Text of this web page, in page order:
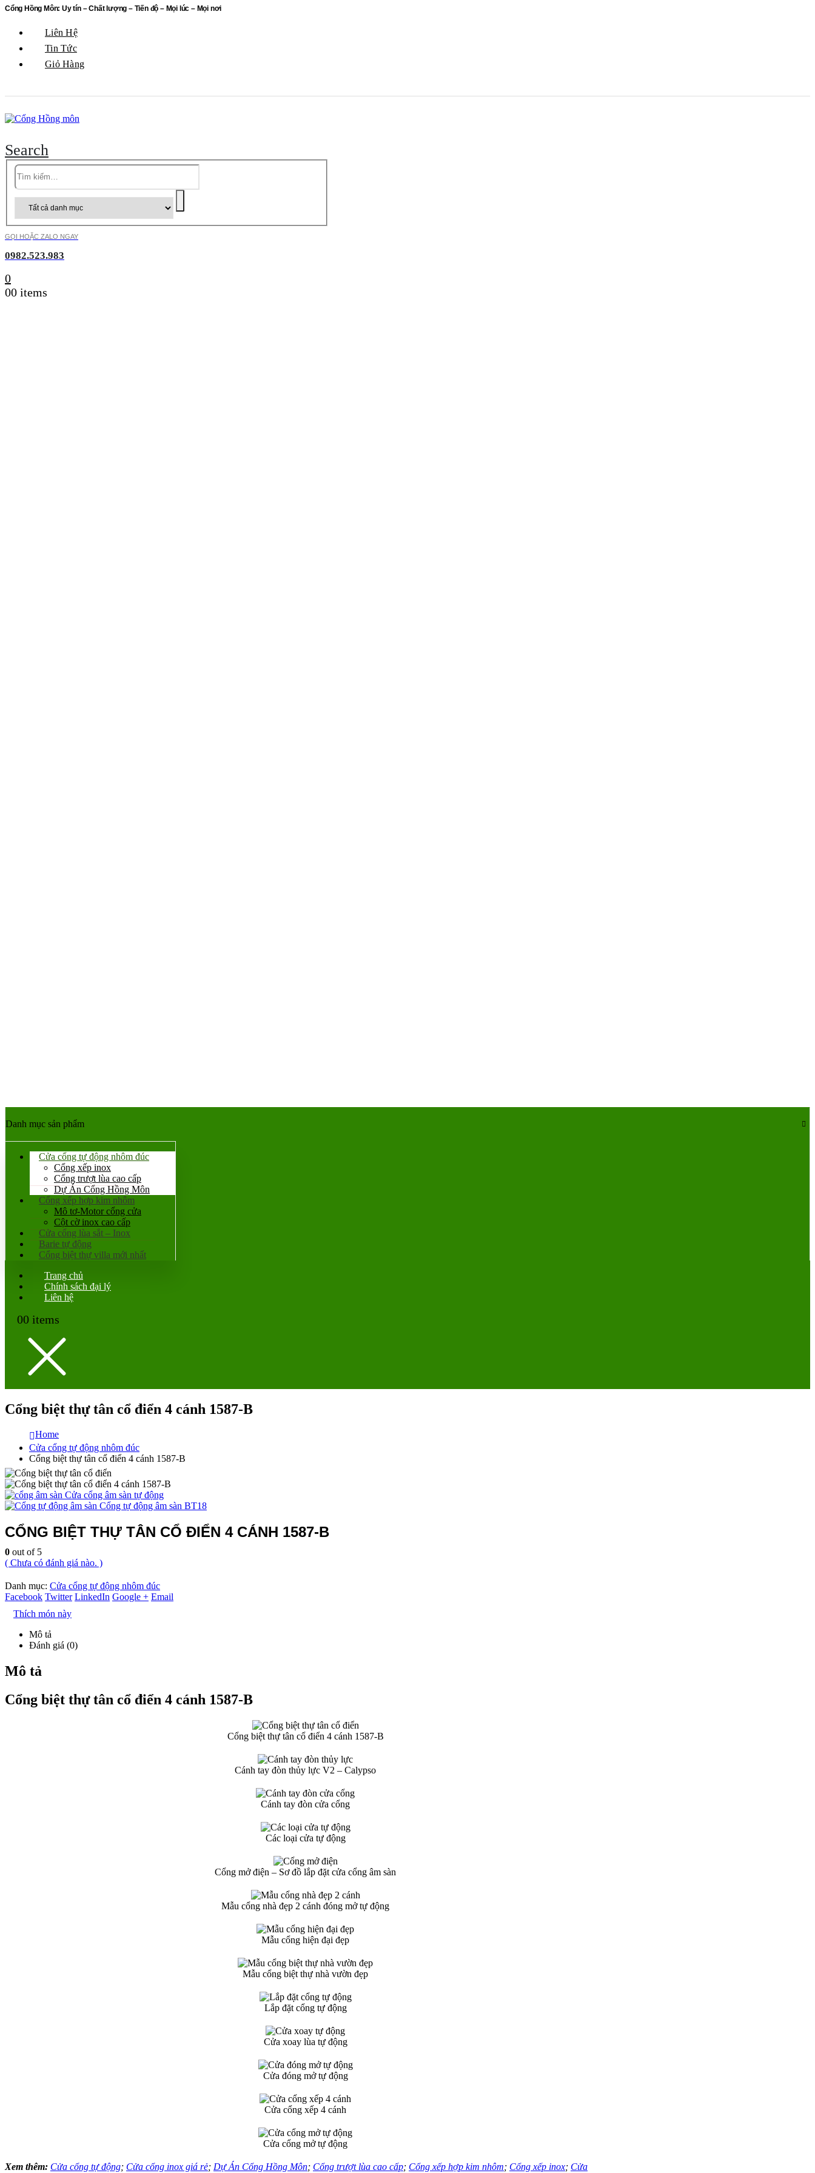
Cổng Hồng Môn: Uy tín – Chất lượng – Tiến độ – Mọi lúc – Mọi nơi
Liên Hệ
Tin Tức
Giỏ Hàng
Search
GỌI HOẶC ZALO NGAY
0982.523.983
0
00 items
Danh mục sản phẩm
Cửa cổng tự động nhôm đúc
Cổng xếp inox
Cổng trượt lùa cao cấp
Dự Án Cổng Hồng Môn
Cổng xếp hợp kim nhôm
Mô tơ-Motor cổng cửa
Cột cờ inox cao cấp
Cửa cổng lùa sắt – Inox
Barie tự động
Cổng biệt thự villa mới nhất
Trang chủ
Chính sách đại lý
Liên hệ
00 items
Cổng biệt thự tân cổ điển 4 cánh 1587-B
Home
Cửa cổng tự động nhôm đúc
Cổng biệt thự tân cổ điển 4 cánh 1587-B
Cửa cổng âm sàn tự động
Cổng tự động âm sàn BT18
CỔNG BIỆT THỰ TÂN CỔ ĐIỂN 4 CÁNH 1587-B
0 out of 5
( Chưa có đánh giá nào. )
Danh mục: Cửa cổng tự động nhôm đúc
Facebook Twitter LinkedIn Google + Email
Thích món này
Mô tả
Đánh giá (0)
Mô tả
Cổng biệt thự tân cổ điển 4 cánh 1587-B
Cổng biệt thự tân cổ điển 4 cánh 1587-B
Cánh tay đòn thủy lực V2 – Calypso
Cánh tay đòn cửa cổng
Các loại cửa tự động
Cổng mở điện – Sơ đồ lắp đặt cửa cổng âm sàn
Mẫu cổng nhà đẹp 2 cánh đóng mở tự động
Mẫu cổng hiện đại đẹp
Mẫu cổng biệt thự nhà vườn đẹp
Lắp đặt cổng tự động
Cửa xoay lùa tự động
Cửa đóng mở tự động
Cửa cổng xếp 4 cánh
Cửa cổng mở tự động
Xem thêm: Cửa cổng tự động; Cửa cổng inox giá rẻ; Dự Án Cổng Hồng Môn; Cổng trượt lùa cao cấp; Cổng xếp hợp kim nhôm; Cổng xếp inox; Cửa